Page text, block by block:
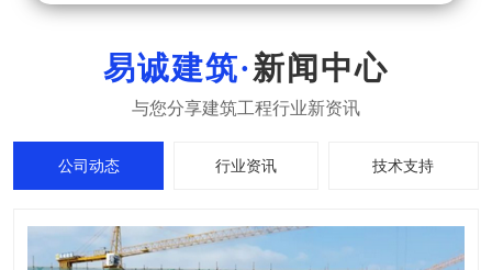
新闻中心
公司动态 行业资讯 技术支持